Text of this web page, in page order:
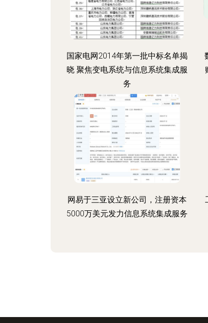
国家电网2014年第一批中标名单揭
晓 聚焦变电系统与信息系统集成服
务
网易于三亚设立新公司，注册资本
5000万美元发力信息系统集成服务